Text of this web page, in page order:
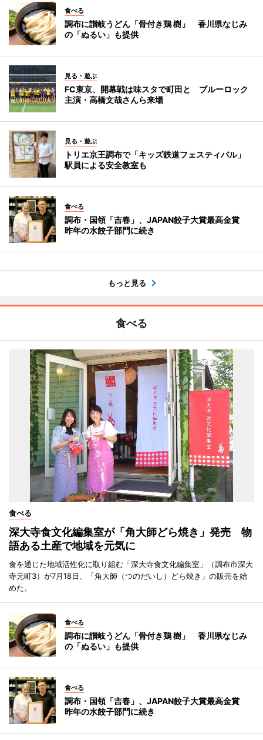
食べる
調布に讃岐うどん「骨付き鶏 樹」 香川県なじみ
の「ぬるい」も提供
見る・遊ぶ
FC東京、開幕戦は味スタで町田と ブルーロック
主演・高橋文哉さんら来場
見る・遊ぶ
トリエ京王調布で「キッズ鉄道フェスティバル」
駅員による安全教室も
食べる
調布・国領「吉春」、JAPAN餃子大賞最高金賞
昨年の水餃子部門に続き
もっと見る
食べる
食べる
深大寺食文化編集室が「角大師どら焼き」発売 物
語ある土産で地域を元気に
食を通じた地域活性化に取り組む「深大寺食文化編集室」（調布市深大
寺元町3）が7月18日、「角大師（つのだいし）どら焼き」の販売を始
めた。
食べる
調布に讃岐うどん「骨付き鶏 樹」 香川県なじみ
の「ぬるい」も提供
食べる
調布・国領「吉春」、JAPAN餃子大賞最高金賞
昨年の水餃子部門に続き